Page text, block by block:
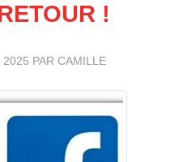
!
2025 PAR CAMILLE